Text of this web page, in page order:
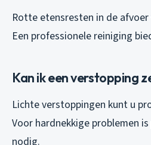
Rotte etensresten in de
Een professionele reiniging
Kan ik een verstopping
Lichte verstoppingen kunt u
Voor hardnekkige problemen
nodig.